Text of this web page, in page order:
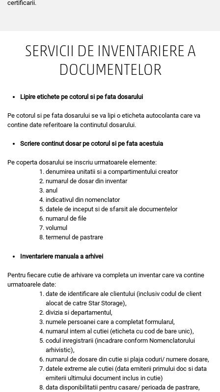
certificarii.
SERVICII DE INVENTARIERE A
DOCUMENTELOR
Lipire etichete pe cotorul si pe fata dosarului
Pe cotorul si pe fata dosarului se va lipi o eticheta autocolanta care va
contine date referitoare la continutul dosarului.
Scriere continut dosar pe cotorul si pe fata acestuia
Pe coperta dosarului se inscriu urmatoarele elemente:
denumirea unitatii si a compartimentului creator
numarul de dosar din inventar
anul
indicativul din nomenclator
datele de inceput si de sfarsit ale documentelor
numarul de file
volumul
termenul de pastrare
Inventariere manuala a arhivei
Pentru fiecare cutie de arhivare va completa un inventar care va contine
urmatoarele date:
date de identificare ale clientului (inclusiv codul de client
alocat de catre Star Storage),
divizia si departamentul,
numele persoanei care a completat formularul,
numarul intern al cutiei (eticheta cu cod de bare unic),
codul inregistrarii (incadrare conform Nomenclatorului
arhivistic),
numarul de dosare din cutie si plaja coduri/ numere dosare,
datele extreme ale cutiei (data emiterii primului doc si data
emiterii ultimului document inclus in cutie)
data disponibilitatii pentru casare/ perioada de pastrare,